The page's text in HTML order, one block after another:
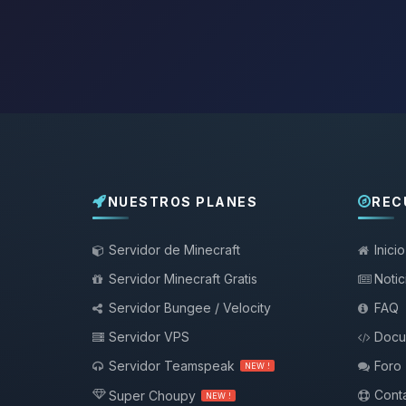
NUESTROS PLANES
Servidor de Minecraft
Servidor Minecraft Gratis
Servidor Bungee / Velocity
Servidor VPS
Servidor Teamspeak
NEW !
Super Choupy NEW !
Inicio
FAQ
Foro